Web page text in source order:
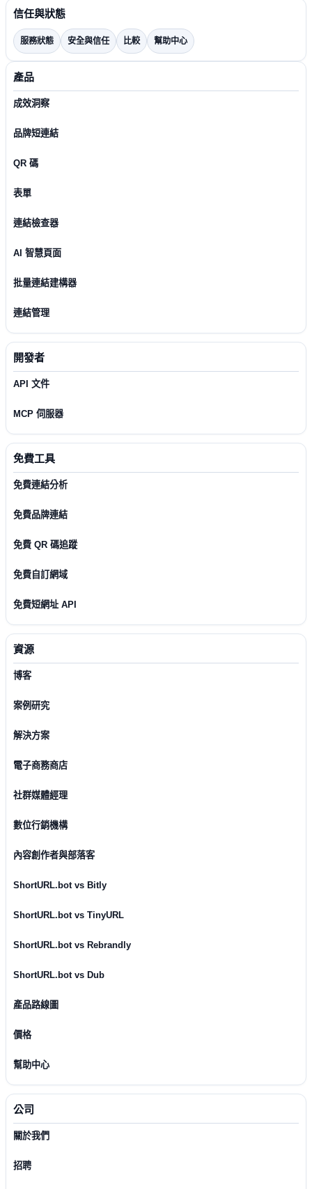
信任與狀態
服務狀態 安全與信任 比較 幫助中心
產品
成效洞察
品牌短連結
QR 碼
表單
連結檢查器
AI 智慧頁面
批量連結建構器
連結管理
開發者
API 文件
MCP 伺服器
免費工具
免費連結分析
免費品牌連結
免費 QR 碼追蹤
免費自訂網域
免費短網址 API
資源
博客
案例研究
解決方案
電子商務商店
社群媒體經理
數位行銷機構
內容創作者與部落客
ShortURL.bot vs Bitly
ShortURL.bot vs TinyURL
ShortURL.bot vs Rebrandly
ShortURL.bot vs Dub
產品路線圖
價格
幫助中心
公司
關於我們
招聘